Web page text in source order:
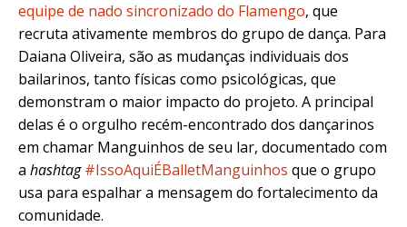
equipe de nado sincronizado do Flamengo, que
recruta ativamente membros do grupo de dança. Para
Daiana Oliveira, são as mudanças individuais dos
bailarinos, tanto físicas como psicológicas, que
demonstram o maior impacto do projeto. A principal
delas é o orgulho recém-encontrado dos dançarinos
em chamar Manguinhos de seu lar, documentado com
a hashtag#IssoAquiÉBalletManguinhos que o grupo
usa para espalhar a mensagem do fortalecimento da
comunidade.